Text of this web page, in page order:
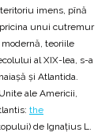
imens, pînă
unui cutremur
teoriile
al XIX-lea, s-a
şi Atlantida.
ale Americii,
the
de Ignațius L.